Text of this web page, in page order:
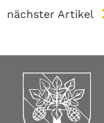
nächster Artikel